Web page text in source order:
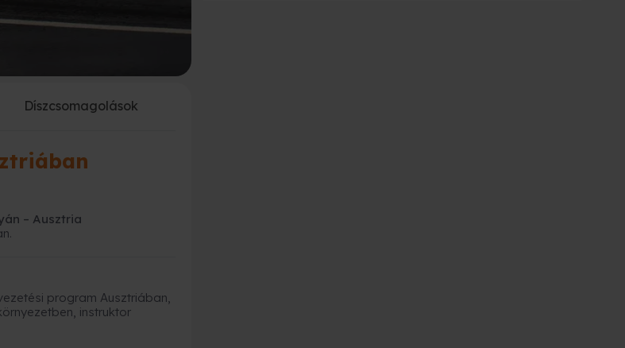
Díszcsomagolások
– Ausztria
program Ausztriában,
instruktor